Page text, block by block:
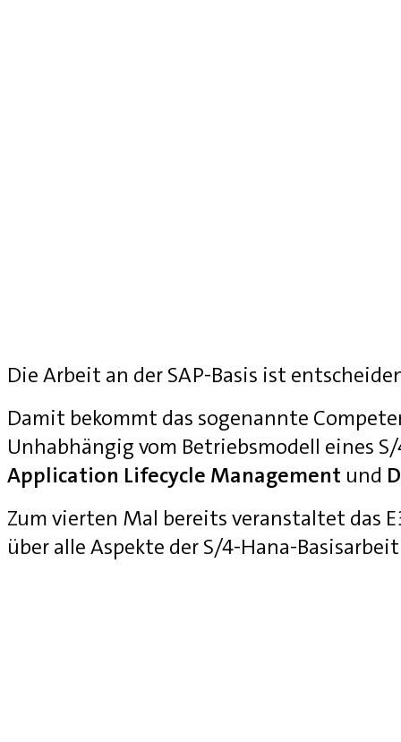
Die Arbeit an der SAP-Basis ist
Damit bekommt das sogenannte
Unhabhängig vom Betriebsmodell eines
Application Lifecycle Management und
Zum vierten Mal bereits veranstaltet das
über alle Aspekte der S/4-Hana-